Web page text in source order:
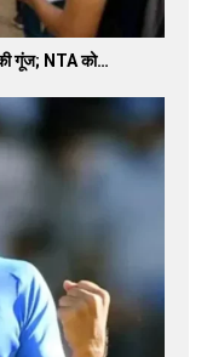
गूंज; NTA को…